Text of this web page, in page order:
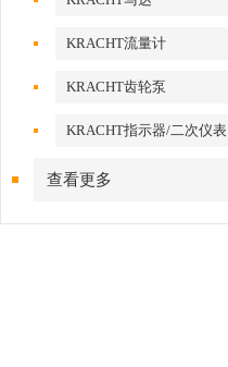
KRACHT流量计
KRACHT齿轮泵
KRACHT指示器/二次仪表
查看更多